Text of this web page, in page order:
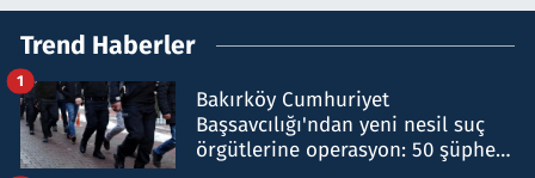
Trend Haberler
Bakırköy Cumhuriyet
Başsavcılığı'ndan yeni nesil suç
örgütlerine operasyon: 50 şüpheli
1